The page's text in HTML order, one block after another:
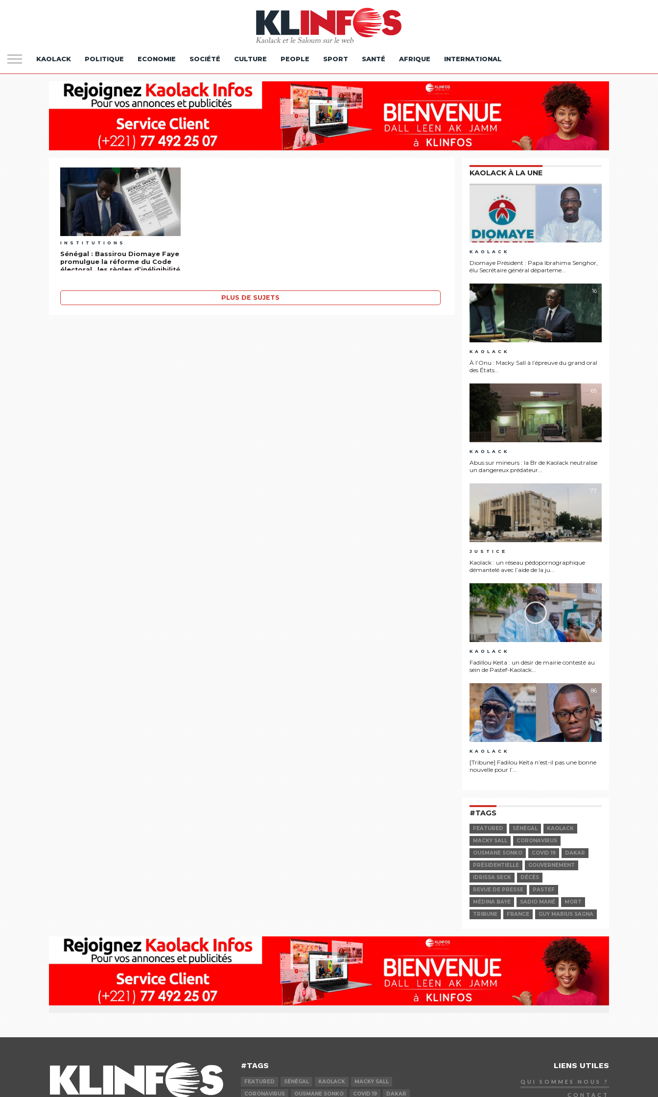
KAOLACK POLITIQUE ECONOMIE SOCIÉTÉ CULTURE PEOPLE SPORT SANTÉ AFRIQUE INTERNATIONAL
INSTITUTIONS
Sénégal : Bassirou Diomaye Faye
promulgue la réforme du Code
électoral…les règles d’inéligibilité
PLUS DE SUJETS
KAOLACK À LA UNE
11
KAOLACK
Diomaye Président : Papa Ibrahima Senghor,
élu Secrétaire général départeme...
16
KAOLACK
À l’Onu : Macky Sall à l’épreuve du grand oral
des États...
65
KAOLACK
Abus sur mineurs : la Br de Kaolack neutralise
un dangereux prédateur...
77
JUSTICE
Kaolack : un réseau pédopornographique
démantelé avec l’aide de la ju...
76
KAOLACK
Fadillou Keita : un désir de mairie contesté au
sein de Pastef-Kaolack...
86
KAOLACK
[Tribune] Fadilou Keïta n’est-il pas une bonne
nouvelle pour l’...
#TAGS
FEATURED SÉNÉGAL
KAOLACK
MACKY SALL
CORONAVIRUS
OUSMANE SONKO
COVID 19
DAKAR
PRÉSIDENTIELLE
GOUVERNEMENT
IDRISSA SECK
DÉCÈS
REVUE DE PRESSE
PASTEF
MÉDINA BAYE
SADIO MANÉ
MORT
TRIBUNE
FRANCE GUY MARIUS SAGNA
#TAGS
FEATURED SÉNÉGAL KAOLACK
MACKY SALL
CORONAVIRUS
OUSMANE SONKO COVID 19 DAKAR
LIENS UTILES
QUI SOMMES NOUS ?
CONTACT